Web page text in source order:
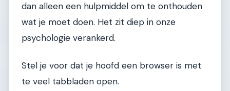
dan alleen een hulpmiddel om te onthouden
wat je moet doen. Het zit diep in onze
psychologie verankerd.
Stel je voor dat je hoofd een browser is met
te veel tabbladen open.